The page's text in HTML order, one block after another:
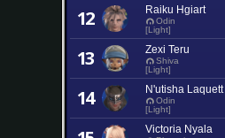
12 Raiku Hgiart
Odin
[Light]
13 Zexi Teru
Shiva
[Light]
14 N'utisha Laquett
Odin
[Light]
Victoria Nyala